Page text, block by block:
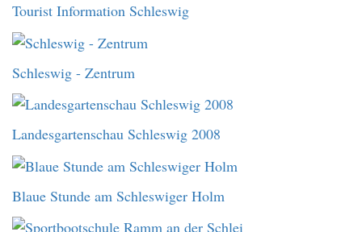
Tourist Information Schleswig
Schleswig - Zentrum
Landesgartenschau Schleswig 2008
Blaue Stunde am Schleswiger Holm